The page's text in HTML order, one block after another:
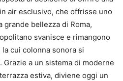
air esclusivo, che offrisse uno
grande bellezza di Roma,
svanisce e rimangono
cui colonna sonora si
a un sistema di moderne
estiva, diviene oggi un